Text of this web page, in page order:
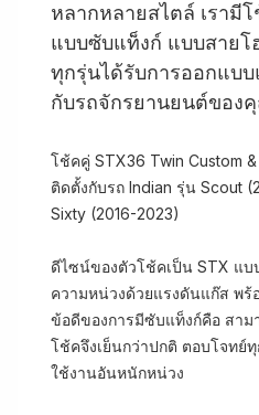
หลากหลายสไตล์ เรามี
แบบซับแท็งก์ แบบสาย
ทุกรุ่นได้รับการออกแบ
กับรถจักรยานยนต์ของ
โช้คคู่ STX36 Twin Custom
ติดตั้งกับรถ Indian รุ่น Scout
Sixty (2016-2023)
ดีไซน์ของตัวโช้คเป็น STX แบ
ความหน่วงด้วยแรงดันแก๊ส พ
ข้อดีของการมีซับแท็งก์คือ สา
โช้คจึงเย็นกว่าปกติ ตอบโจทย์
ใช้งานอันหนักหน่วง